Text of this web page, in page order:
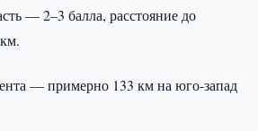
— 2–3 балла, расстояние до
— примерно 133 км на юго-запад